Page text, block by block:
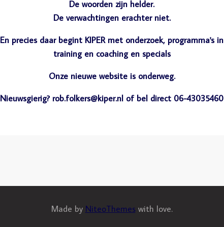
De woorden zijn helder.
De verwachtingen erachter niet.
En precies daar begint KIPER met onderzoek, programma's in
training en coaching en specials
Onze nieuwe website is onderweg.
Nieuwsgierig? rob.folkers@kiper.nl of bel direct 06-43035460
Made by NiteoThemes with love.